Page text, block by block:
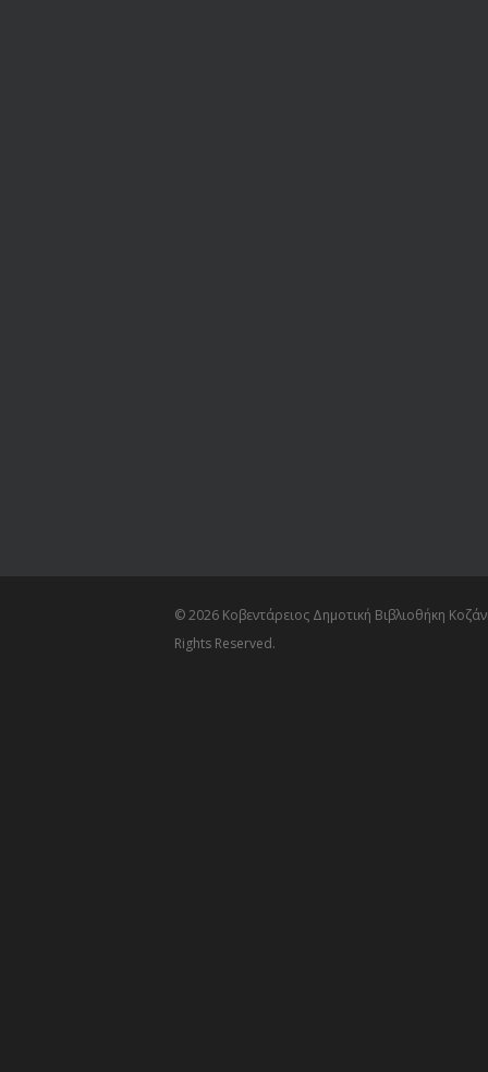
© 2026 Κοβεντάρειος Δημοτική Βιβλιοθήκη
Rights Reserved.